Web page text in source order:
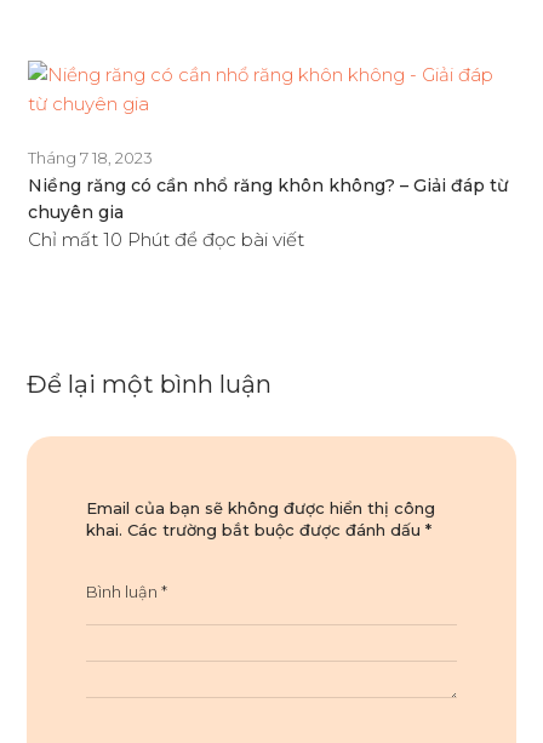
Tháng 7 18, 2023
Niềng răng có cần nhổ răng khôn không? – Giải đáp từ
chuyên gia
Chỉ mất 10 Phút để đọc bài viết
Để lại một bình luận
Email của bạn sẽ không được hiển thị công
khai. Các trường bắt buộc được đánh dấu *
Bình luận *